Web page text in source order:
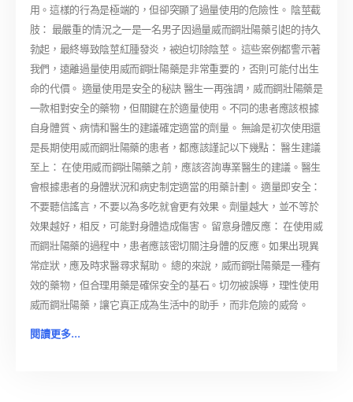
用。這樣的行為是極端的，但卻突顯了過量使用的危險性。 陰莖截
肢： 最嚴重的情況之一是一名男子因過量威而鋼壯陽藥引起的持久
勃起，最終導致陰莖紅腫發炎，被迫切除陰莖。 這些案例都警示著
我們，遠離過量使用威而鋼壯陽藥是非常重要的，否則可能付出生
命的代價。 適量使用是安全的秘訣 醫生一再強調，威而鋼壯陽藥是
一款相對安全的藥物，但關鍵在於適量使用。不同的患者應該根據
自身體質、病情和醫生的建議確定適當的劑量。 無論是初次使用還
是長期使用威而鋼壯陽藥的患者，都應該謹記以下幾點： 醫生建議
至上： 在使用威而鋼壯陽藥之前，應該咨詢專業醫生的建議。醫生
會根據患者的身體狀況和病史制定適當的用藥計劃。 適量即安全：
不要聽信謠言，不要以為多吃就會更有效果。劑量越大，並不等於
效果越好，相反，可能對身體造成傷害。 留意身體反應： 在使用威
而鋼壯陽藥的過程中，患者應該密切關注身體的反應。如果出現異
常症狀，應及時求醫尋求幫助。 總的來說，威而鋼壯陽藥是一種有
效的藥物，但合理用藥是確保安全的基石。切勿被誤導，理性使用
威而鋼壯陽藥，讓它真正成為生活中的助手，而非危險的威脅。
閱讀更多...